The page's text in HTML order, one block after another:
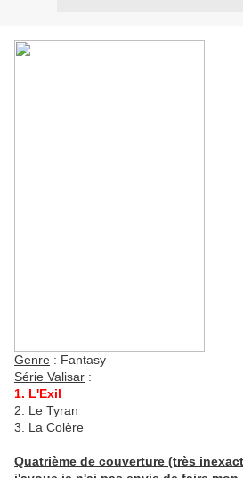
Genre : Fantasy
Série Valisar :
1. L'Exil
2. Le Tyran
3. La Colère
Quatrième de couverture (très